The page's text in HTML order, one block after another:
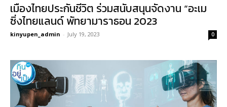
เมืองไทยประกันชีวิต ร่วมสนับสนุนจัดงาน “อะเม
ซิ่งไทยแลนด์ พัทยามาราธอน 2023
kinyupen_admin - July 19, 2023 0